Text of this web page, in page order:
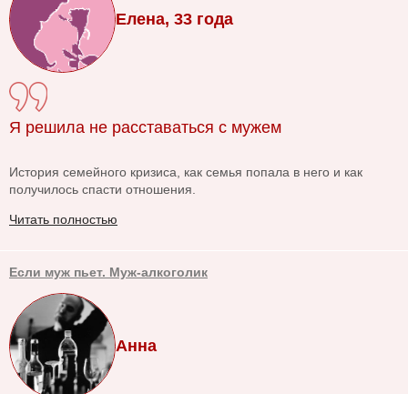
Елена, 33 года
Я решила не расставаться с мужем
История семейного кризиса, как семья попала в него и как
получилось спасти отношения.
Читать полностью
Если муж пьет. Муж-алкоголик
Анна